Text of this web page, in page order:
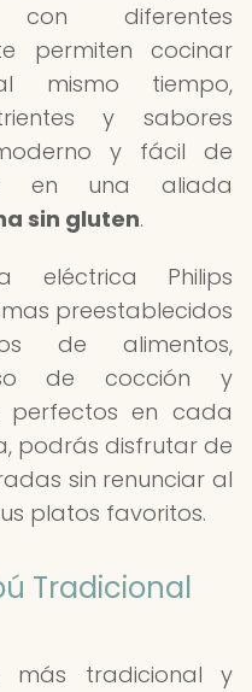
diferentes
permiten cocinar
mismo tiempo,
y sabores
y fácil de
en una aliada
sin gluten.
eléctrica Philips
preestablecidos
de alimentos,
de cocción y
perfectos en cada
podrás disfrutar de
sin renunciar al
platos favoritos.
Tradicional
más tradicional y